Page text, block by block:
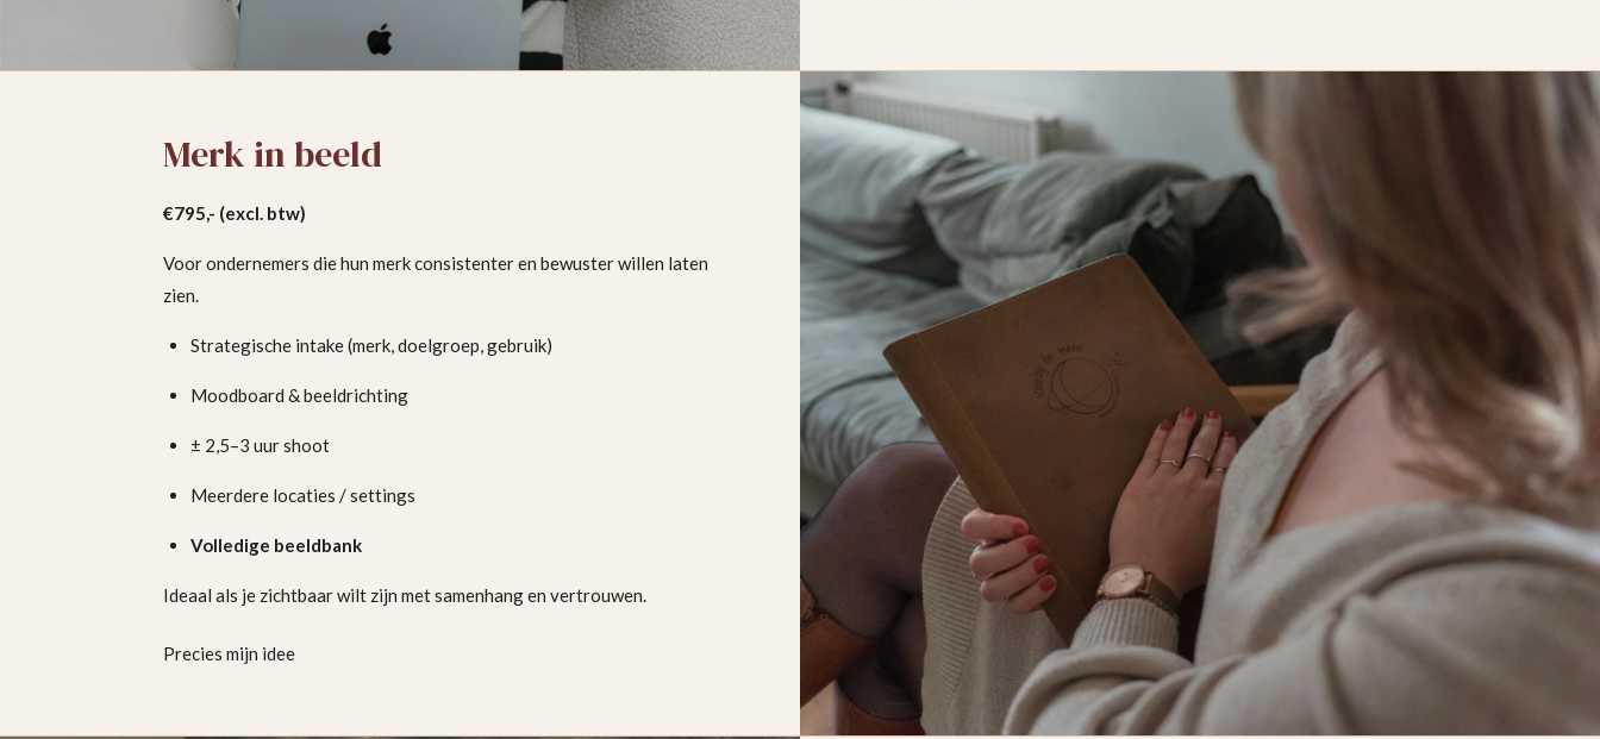
Merk in beeld
€795,- (excl. btw)
Voor ondernemers die hun merk consistenter en bewuster willen laten
zien.
Strategische intake (merk, doelgroep, gebruik)
Moodboard & beeldrichting
± 2,5–3 uur shoot
Meerdere locaties / settings
Volledige beeldbank
Ideaal als je zichtbaar wilt zijn met samenhang en vertrouwen.
Precies mijn idee